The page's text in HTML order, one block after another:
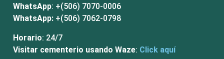
WhatsApp: +(506) 7070-0006
WhatsApp: +(506) 7062-0798
Horario: 24/7
Visitar cementerio usando Waze: Click aquí